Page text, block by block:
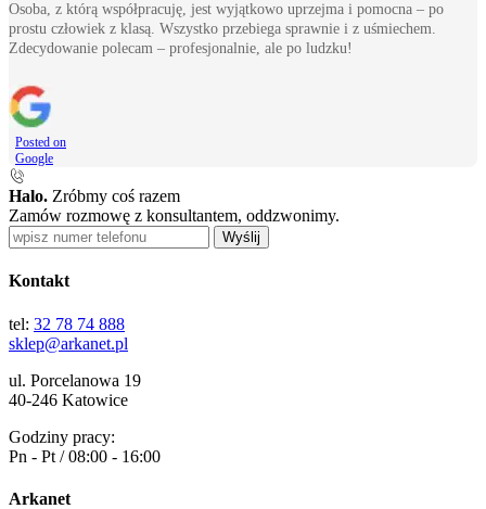
Osoba, z którą współpracuję, jest wyjątkowo uprzejma i pomocna – po
prostu człowiek z klasą. Wszystko przebiega sprawnie i z uśmiechem.
Zdecydowanie polecam – profesjonalnie, ale po ludzku!
Posted on
Google
Halo. Zróbmy coś razem
Zamów rozmowę z konsultantem, oddzwonimy.
Wyślij
Kontakt
tel: 32 78 74 888
sklep@arkanet.pl
ul. Porcelanowa 19
40-246 Katowice
Godziny pracy:
Pn - Pt / 08:00 - 16:00
Arkanet